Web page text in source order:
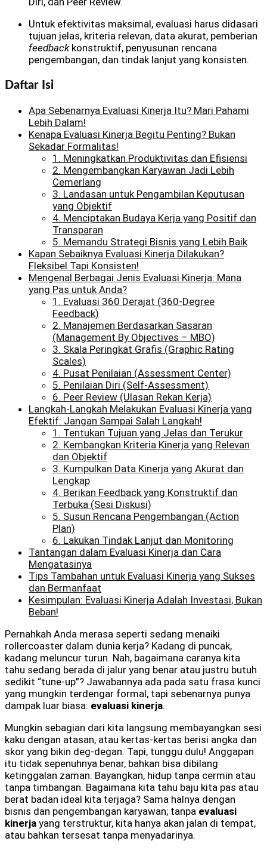
Untuk efektivitas maksimal, evaluasi harus didasari
tujuan jelas, kriteria relevan, data akurat, pemberian
feedbackkonstruktif, penyusunan rencana
pengembangan, dan tindak lanjut yang konsisten.
Daftar Isi
Apa Sebenarnya Evaluasi Kinerja Itu? Mari Pahami
Lebih Dalam!
Kenapa Evaluasi Kinerja Begitu Penting? Bukan
Sekadar Formalitas!
1. Meningkatkan Produktivitas dan Efisiensi
2. Mengembangkan Karyawan Jadi Lebih
Cemerlang
3. Landasan untuk Pengambilan Keputusan
yang Objektif
4. Menciptakan Budaya Kerja yang Positif dan
Transparan
5. Memandu Strategi Bisnis yang Lebih Baik
Kapan Sebaiknya Evaluasi Kinerja Dilakukan?
Fleksibel Tapi Konsisten!
Mengenal Berbagai Jenis Evaluasi Kinerja: Mana
yang Pas untuk Anda?
1. Evaluasi 360 Derajat (360-Degree
Feedback)
2. Manajemen Berdasarkan Sasaran
(Management By Objectives – MBO)
3. Skala Peringkat Grafis (Graphic Rating
Scales)
4. Pusat Penilaian (Assessment Center)
5. Penilaian Diri (Self-Assessment)
6. Peer Review (Ulasan Rekan Kerja)
Langkah-Langkah Melakukan Evaluasi Kinerja yang
Efektif: Jangan Sampai Salah Langkah!
1. Tentukan Tujuan yang Jelas dan Terukur
2. Kembangkan Kriteria Kinerja yang Relevan
dan Objektif
3. Kumpulkan Data Kinerja yang Akurat dan
Lengkap
4. Berikan Feedback yang Konstruktif dan
Terbuka (Sesi Diskusi)
5. Susun Rencana Pengembangan (Action
Plan)
6. Lakukan Tindak Lanjut dan Monitoring
Tantangan dalam Evaluasi Kinerja dan Cara
Mengatasinya
Tips Tambahan untuk Evaluasi Kinerja yang Sukses
dan Bermanfaat
Kesimpulan: Evaluasi Kinerja Adalah Investasi, Bukan
Beban!
Pernahkah Anda merasa seperti sedang menaiki
rollercoaster dalam dunia kerja? Kadang di puncak,
kadang meluncur turun. Nah, bagaimana caranya kita
tahu sedang berada di jalur yang benar atau justru butuh
sedikit “tune-up”? Jawabannya ada pada satu frasa kunci
yang mungkin terdengar formal, tapi sebenarnya punya
dampak luar biasa: evaluasi kinerja.
Mungkin sebagian dari kita langsung membayangkan sesi
kaku dengan atasan, atau kertas-kertas berisi angka dan
skor yang bikin deg-degan. Tapi, tunggu dulu! Anggapan
itu tidak sepenuhnya benar, bahkan bisa dibilang
ketinggalan zaman. Bayangkan, hidup tanpa cermin atau
tanpa timbangan. Bagaimana kita tahu baju kita pas atau
berat badan ideal kita terjaga? Sama halnya dengan
bisnis dan pengembangan karyawan; tanpa evaluasi
kinerja yang terstruktur, kita hanya akan jalan di tempat,
atau bahkan tersesat tanpa menyadarinya.